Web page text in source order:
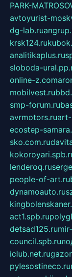
PARK-
avtoyurist-
dg-lab.ru
krsk124.ru
analitikaplus.ru
sloboda-
online-z.com
mobilvest.ru
smp-forum.ru
avrmotors.ruart-
ecostep-
sko.com.ru
lenderoq.ru
people-of-art.ru
dynamoauto.ru
act1.spb.ru
detsad125.ru
council.spb.ru
iclub.net.ru
pylesostineco.ru